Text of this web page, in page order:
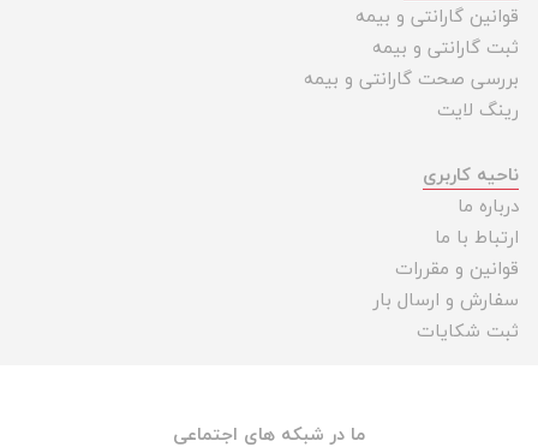
قوانین گارانتی و بیمه
ثبت گارانتی و بیمه
بررسی صحت گارانتی و بیمه
رینگ لایت
ناحیه کاربری
درباره ما
ارتباط با ما
قوانین و مقررات
سفارش و ارسال بار
ثبت شکایات
ما در شبکه های اجتماعی